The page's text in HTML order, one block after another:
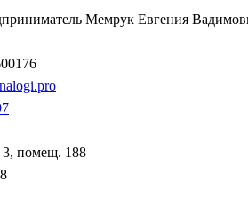
Мемрук Евгения
3, помещ. 188